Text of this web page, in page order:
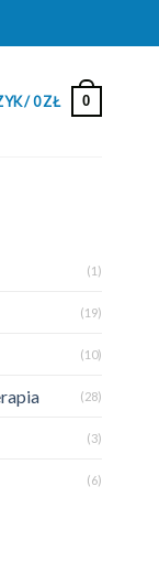
/0ZŁ 0
(1)
(19)
(10)
(28)
(3)
(6)